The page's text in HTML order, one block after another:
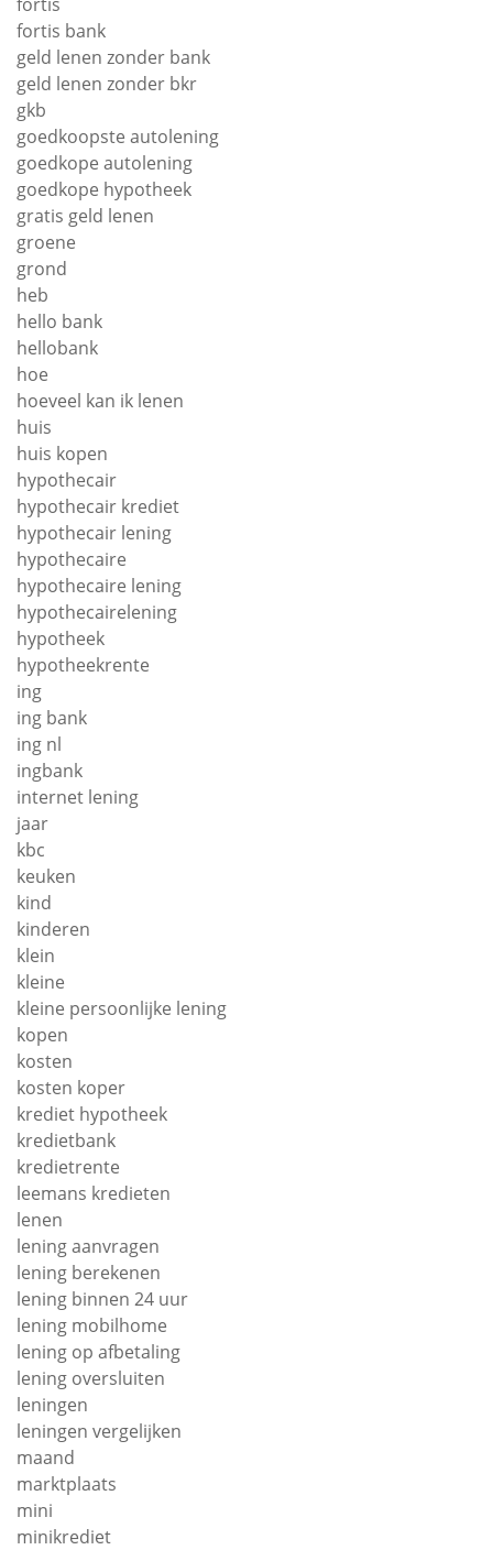
fortis bank
geld lenen zonder bank
geld lenen zonder bkr
gkb
goedkoopste autolening
goedkope autolening
goedkope hypotheek
gratis geld lenen
groene
grond
heb
hello bank
hellobank
hoe
hoeveel kan ik lenen
huis
huis kopen
hypothecair
hypothecair krediet
hypothecair lening
hypothecaire
hypothecaire lening
hypothecairelening
hypotheek
hypotheekrente
ing
ing bank
ing nl
ingbank
internet lening
jaar
kbc
keuken
kind
kinderen
klein
kleine
kleine persoonlijke lening
kopen
kosten
kosten koper
krediet hypotheek
kredietbank
kredietrente
leemans kredieten
lenen
lening aanvragen
lening berekenen
lening binnen 24 uur
lening mobilhome
lening op afbetaling
lening oversluiten
leningen
leningen vergelijken
maand
marktplaats
mini
minikrediet